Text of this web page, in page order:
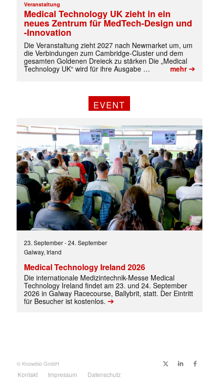
✕
Veranstaltung
Medical Technology UK zieht in ein
neues Zentrum für MedTech-Design und
-Innovation
Die Veranstaltung zieht 2027 nach Newmarket um, um
die Verbindungen zum Cambridge-Cluster und dem
gesamten Goldenen Dreieck zu stärken Die „Medical
Technology UK“ wird für ihre Ausgabe …
mehr➔
EVENT
23. September-24. September
Galway, Irland
Medical Technology Ireland 2026
Die internationale Medizintechnik-Messe Medical
Technology Ireland findet am 23. und 24. September
2026 in Galway Racecourse, Ballybrit, statt. Der Eintritt
für Besucher ist kostenlos. ➔
© Knowbio GmbH
Kontakt Impressum Datenschutz